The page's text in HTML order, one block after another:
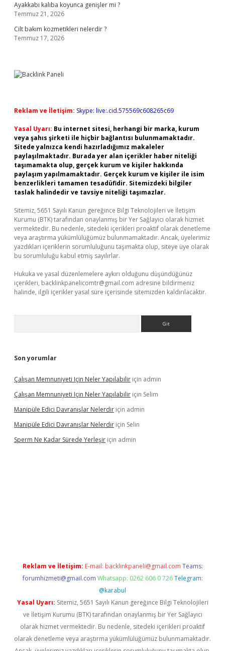
Ayakkabı kalıba koyunca genişler mi ?
Temmuz 21, 2026
Cilt bakım kozmetikleri nelerdir ?
Temmuz 17, 2026
Reklam ve İletişim: Skype: live:.cid.575569c608265c69
Yasal Uyarı: Bu internet sitesi, herhangi bir marka, kurum
veya şahıs şirketi ile hiçbir bağlantısı bulunmamaktadır.
Sitede yalnızca kendi hazırladığımız makaleler
paylaşılmaktadır. Burada yer alan içerikler haber niteliği
taşımamakta olup, gerçek kurum ve kişiler hakkında
paylaşım yapılmamaktadır. Gerçek kurum ve kişiler ile isim
benzerlikleri tamamen tesadüfidir. Sitemizdeki bilgiler
taslak halindedir ve tavsiye niteliği taşımazlar.
Sitemiz, 5651 Sayılı Kanun gereğince Bilgi Teknolojileri ve İletişim
Kurumu (BTK) tarafından onaylanmış bir Yer Sağlayıcı olarak hizmet
vermektedir. Bu nedenle, sitedeki içerikleri proaktif olarak denetleme
veya araştırma yükümlülüğümüz bulunmamaktadır. Ancak, üyelerimiz
yazdıkları içeriklerin sorumluluğunu taşımakta olup, siteye üye olarak
bu sorumluluğu kabul etmiş sayılırlar.
Hukuka ve yasal düzenlemelere aykırı olduğunu düşündüğünüz
içerikleri, backlinkpanelicomtr@gmail.com adresine bildirmeniz
halinde, ilgili içerikler yasal süre içerisinde sitemizden kaldırılacaktır.
Son yorumlar
Çalışan Memnuniyeti Için Neler Yapılabilir için admin
Çalışan Memnuniyeti Için Neler Yapılabilir için Selim
Manipüle Edici Davranışlar Nelerdir için admin
Manipüle Edici Davranışlar Nelerdir için Selin
Sperm Ne Kadar Sürede Yerleşir için admin
Reklam ve İletişim: E-mail: backlinkpaneli@gmail.com Teams:
forumhizmeti@gmail.com Whatsapp: 0262 606 0 726 Telegram:
@karabul
Yasal Uyarı: Sitemiz, 5651 Sayılı Kanun gereğince Bilgi Teknolojileri
ve İletişim Kurumu (BTK) tarafından onaylanmış bir Yer Sağlayıcı
olarak hizmet vermektedir. Bu nedenle, sitedeki içerikleri proaktif
olarak denetleme veya araştırma yükümlülüğümüz bulunmamaktadır.